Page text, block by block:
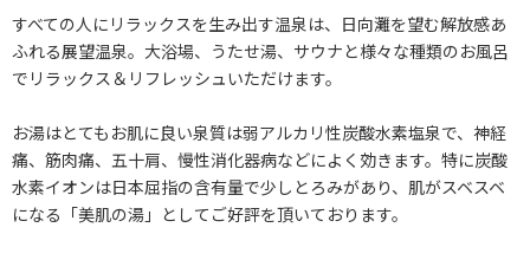
すべての人にリラックスを生み出す温泉は、日向灘を望む解放感あ
ふれる展望温泉。大浴場、うたせ湯、サウナと様々な種類のお風呂
でリラックス＆リフレッシュいただけます。
お湯はとてもお肌に良い泉質は弱アルカリ性炭酸水素塩泉で、神経
痛、筋肉痛、五十肩、慢性消化器病などによく効きます。特に炭酸
水素イオンは日本屈指の含有量で少しとろみがあり、肌がスベスベ
になる「美肌の湯」としてご好評を頂いております。